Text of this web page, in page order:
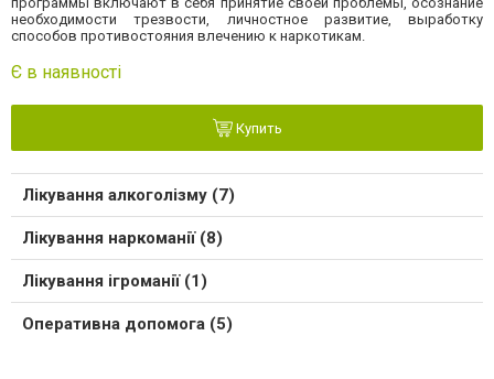
необходимости трезвости, личностное развитие, выработку
способов противостояния влечению к наркотикам.
Є в наявності
Купить
Лікування алкоголізму (7)
Лікування наркоманії (8)
Лікування ігроманії (1)
Оперативна допомога (5)